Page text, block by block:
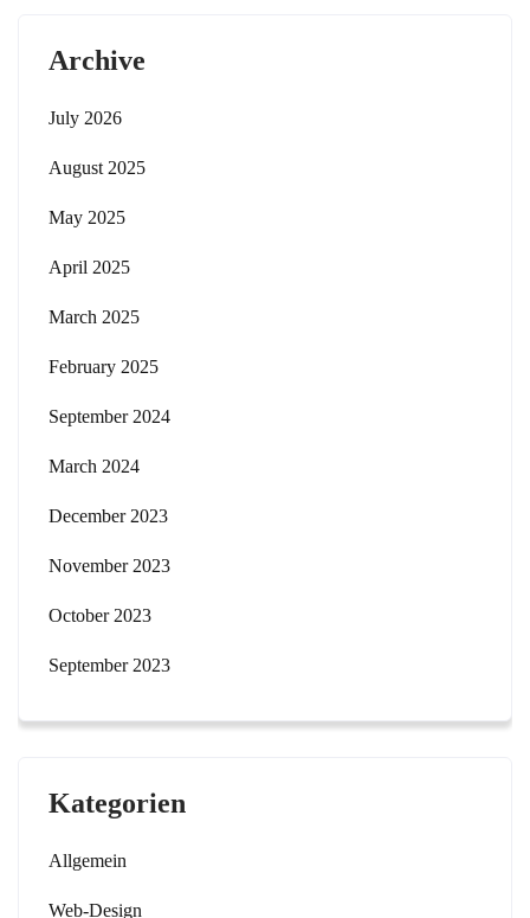
Archive
July 2026
August 2025
May 2025
April 2025
March 2025
February 2025
September 2024
March 2024
December 2023
November 2023
October 2023
September 2023
Kategorien
Allgemein
Web-Design